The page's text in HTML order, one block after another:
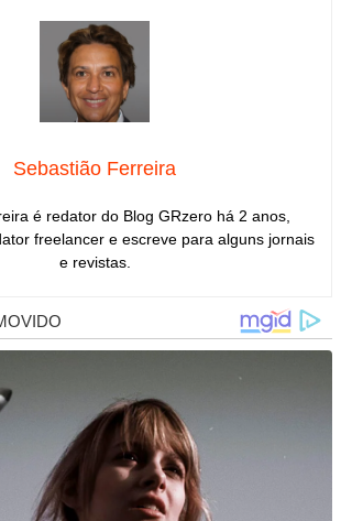
Sebastião Ferreira
é redator do Blog GRzero há 2 anos,
freelancer e escreve para alguns jornais
e revistas.